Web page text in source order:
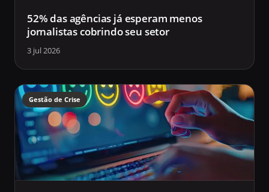
52% das agências já esperam menos
jornalistas cobrindo seu setor
3 jul 2026
Gestão de Crise